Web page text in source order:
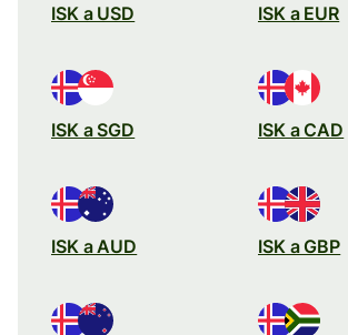
ISK a USD ISK a EUR
ISK a SGD ISK a CAD
ISK a AUD ISK a GBP